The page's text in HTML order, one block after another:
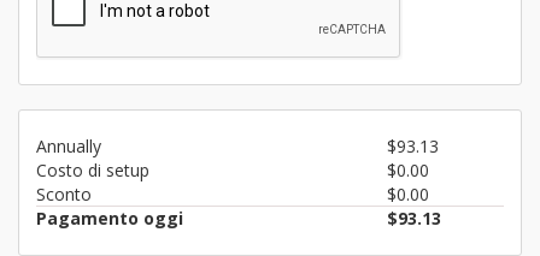
Annually
$93.13
Costo di setup
$0.00
Sconto
$0.00
Pagamento oggi
$93.13